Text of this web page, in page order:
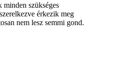
minden szükséges
érkezik meg
nem lesz semmi gond.